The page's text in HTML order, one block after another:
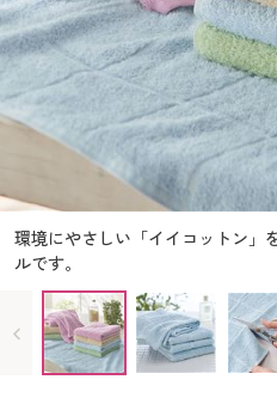
ジュニア・ティーンズ下着
大きいサイズ レディース服
大きいサイズ レディース下着
大きいサイズ メンズ
大きいサイズ 事務・制服
バーゲンセール
シークレットセール
詳細検索
商品カテゴリ一覧
カタログ
カタログ・チラシからのご
デジタルカタログ
カタログ無料プレゼント
大きいサイズ レディース下着
大きいサイズ メンズ
大きいサイズ 事務・制服
シークレットセール
商品カテゴリ一覧
カタログ
カタログ・チラシからのご
デジタルカタログ
カタログ無料プレゼント
会員メニュー
環境にやさしい「イイコットン」
ルです。